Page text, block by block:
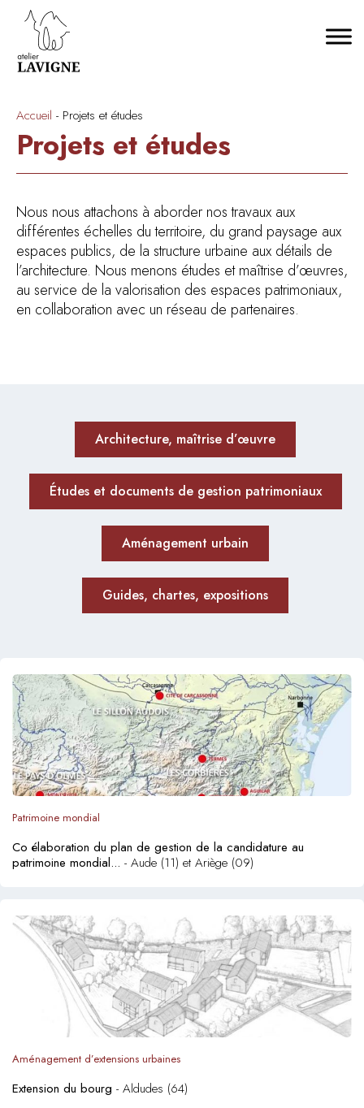
Accueil - Projets et études
Projets et études
Nous nous attachons à aborder nos travaux aux
différentes échelles du territoire, du grand paysage aux
espaces publics, de la structure urbaine aux détails de
l’architecture. Nous menons études et maîtrise d’œuvres,
au service de la valorisation des espaces patrimoniaux,
en collaboration avec un réseau de partenaires.
Architecture, maîtrise d’œuvre
Études et documents de gestion patrimoniaux
Aménagement urbain
Guides, chartes, expositions
Patrimoine mondial
Co élaboration du plan de gestion de la candidature au
patrimoine mondial... - Aude (11) et Ariège (09)
Aménagement d’extensions urbaines
Extension du bourg - Aldudes (64)